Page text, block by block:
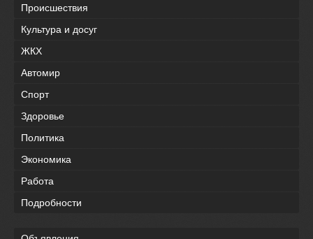
Происшествия
Культура и досуг
ЖКХ
Автомир
Спорт
Здоровье
Политика
Экономика
Работа
Подробности